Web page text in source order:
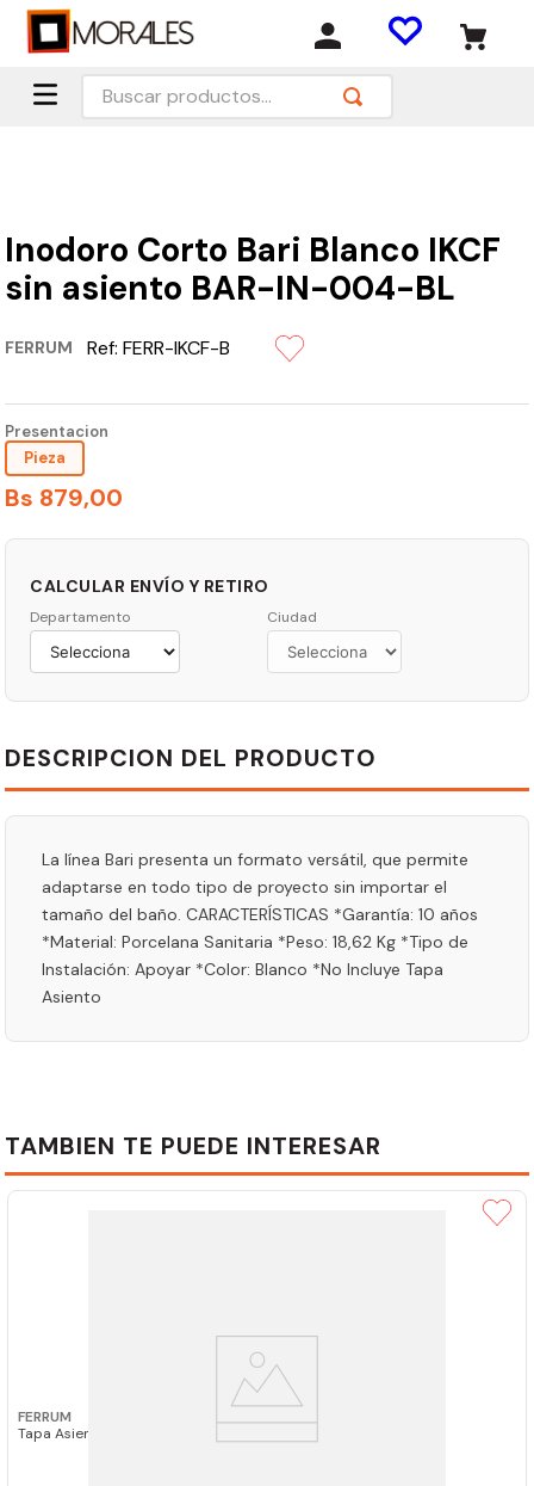
Buscar productos...
Inodoro Corto Bari Blanco IKCF
sin asiento BAR-IN-004-BL
FERRUM Ref:FERR-IKCF-B
Presentacion
Pieza
Bs 879,00
CALCULAR ENVÍO Y RETIRO
Departamento Ciudad
DESCRIPCION DEL PRODUCTO
La línea Bari presenta un formato versátil, que permite
adaptarse en todo tipo de proyecto sin importar el
tamaño del baño. CARACTERÍSTICAS *Garantía: 10 años
*Material: Porcelana Sanitaria *Peso: 18,62 Kg *Tipo de
Instalación: Apoyar *Color: Blanco *No Incluye Tapa
Asiento
TAMBIEN TE PUEDE INTERESAR
FERRUM
Tapa Asiento Bari Blanco Ferrum TKXM